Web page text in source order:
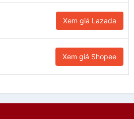
Xem giá Lazada
Xem giá Shopee